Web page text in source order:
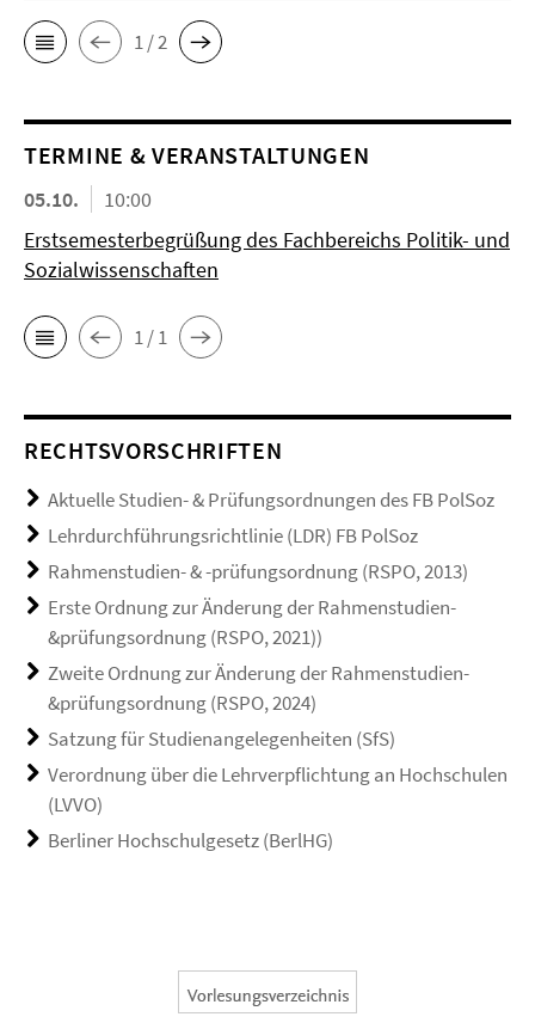
1 / 2
TERMINE & VERANSTALTUNGEN
05.10.
10:00
Erstsemesterbegrüßung des Fachbereichs Politik- und
Sozialwissenschaften
1 / 1
RECHTSVORSCHRIFTEN
Aktuelle Studien- & Prüfungsordnungen des FB PolSoz
Lehrdurchführungsrichtlinie (LDR) FB PolSoz
Rahmenstudien- & -prüfungsordnung (RSPO, 2013)
Erste Ordnung zur Änderung der Rahmenstudien-
&prüfungsordnung (RSPO, 2021))
Zweite Ordnung zur Änderung der Rahmenstudien-
&prüfungsordnung (RSPO, 2024)
Satzung für Studienangelegenheiten (SfS)
Verordnung über die Lehrverpflichtung an Hochschulen
(LVVO)
Berliner Hochschulgesetz (BerlHG)